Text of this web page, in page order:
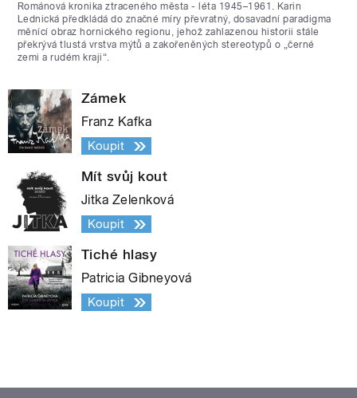
Románová kronika ztraceného města - léta 1945–1961. Karin
Lednická předkládá do značné míry převratný, dosavadní paradigma
měnící obraz hornického regionu, jehož zahlazenou historii stále
překrývá tlustá vrstva mýtů a zakořeněných stereotypů o „černé
zemi a rudém kraji“.
Zámek
Franz Kafka
Koupit
Mít svůj kout
Jitka Zelenková
Koupit
Tiché hlasy
Patricia Gibneyová
Koupit